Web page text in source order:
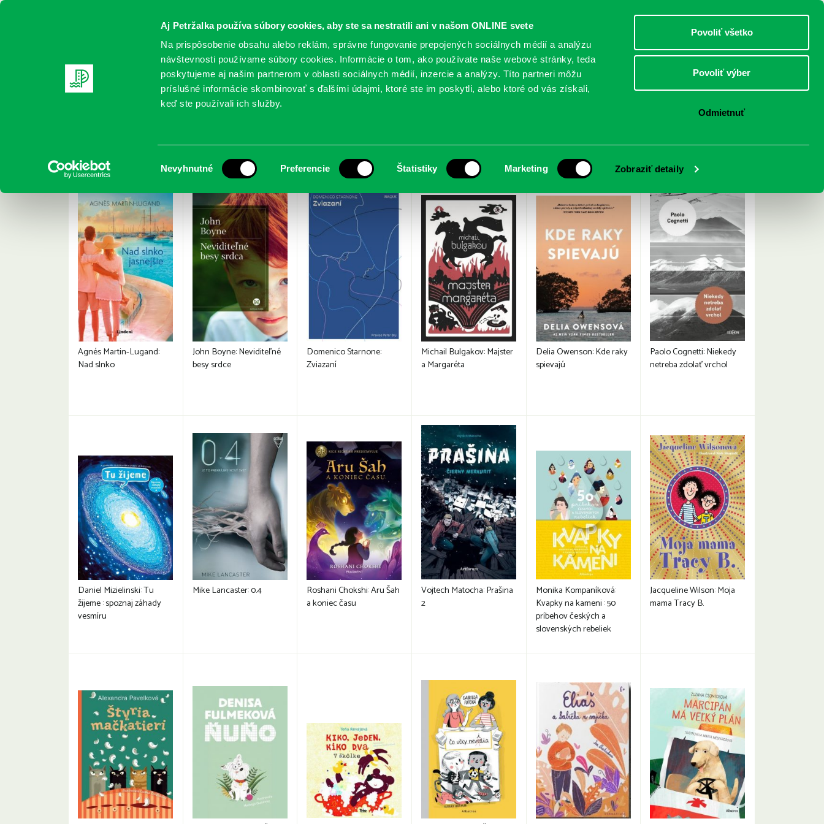
Aj Petržalka používa súbory cookies, aby ste sa nestratili ani v našom ONLINE svete
Na prispôsobenie obsahu alebo reklám, správne fungovanie prepojených sociálnych médií a analýzu
návštevnosti používame súbory cookies. Informácie o tom, ako používate naše webové stránky, teda
poskytujeme aj našim partnerom v oblasti sociálnych médií, inzercie a analýzy. Títo partneri môžu
príslušné informácie skombinovať s ďalšími údajmi, ktoré ste im poskytli, alebo ktoré od vás získali,
keď ste používali ich služby.
súhlasu
Nevyhnutné Preferencie Štatistiky Marketing Zobraziť detaily
Povoliť všetko
Povoliť výber
Odmietnuť
DOSPELÍ
REGISTRUJTE SA ONLINE KATALÓGY SLUŽBY PODUJATIA POBOČKY O KNIŽNICI
Nové knihy pre december 2019
Agnés Martin-Lugand:
Nad slnko
John Boyne: Neviditeľné
besy srdce
Domenico Starnone:
Zviazaní
Michail Bulgakov: Majster
a Margaréta
Delia Owenson: Kde raky
spievajú
Paolo Cognetti: Niekedy
netreba zdolať vrchol
Daniel Mizielinski: Tu
žijeme : spoznaj záhady
vesmíru
Mike Lancaster: 0.4
Roshani Chokshi: Aru Šah
a koniec času
Vojtech Matocha: Prašina
2
Monika Kompaníková:
Kvapky na kameni : 50
príbehov českých a
slovenských rebeliek
Jacqueline Wilson: Moja
mama Tracy B.